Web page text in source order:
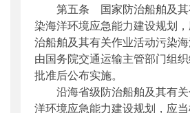
第五条 国家防治船舶及其
染海洋环境应急能力建设规划
治船舶及其有关作业活动污染海
由国务院交通运输主管部门组
批准后公布实施。
沿海省级防治船舶及其有关
洋环境应急能力建设规划，应